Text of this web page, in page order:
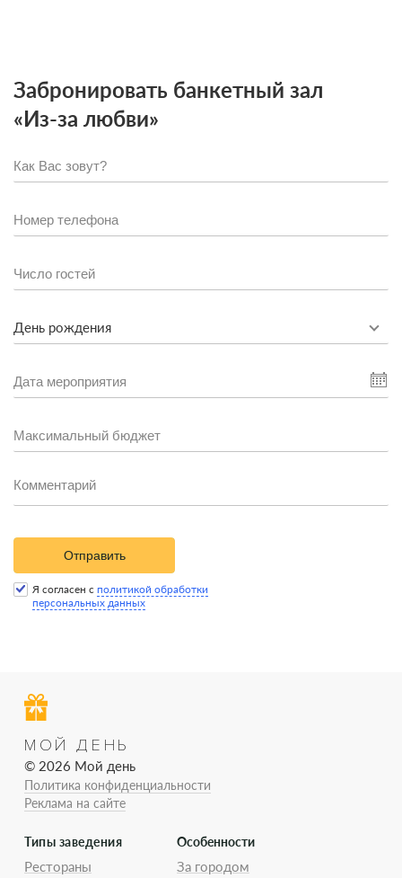
Забронировать банкетный зал
«Из-за любви»
День рождения
Отправить
Я согласен с политикой обработки
персональных данных
МОЙ ДЕНЬ
© 2026 Мой день
Политика конфиденциальности
Реклама на сайте
Типы заведения
Рестораны
Особенности
За городом